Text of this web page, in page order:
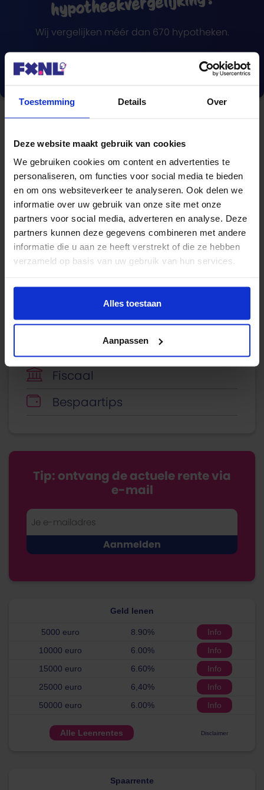
Toestemming Details Over
Deze website maakt gebruik van cookies
We gebruiken cookies om content en advertenties te
personaliseren, om functies voor social media te bieden
en om ons websiteverkeer te analyseren. Ook delen we
informatie over uw gebruik van onze site met onze
partners voor social media, adverteren en analyse. Deze
partners kunnen deze gegevens combineren met andere
informatie die u aan ze heeft verstrekt of die ze hebben
verzameld op basis van uw gebruik van hun services.
Alles toestaan
Aanpassen
Wij vergelijken méér dan 670 hypotheken.
Blogcategorieën
Hypotheek
Lenen
Beleggen
Sparen
Verzekeren
Energie
Economie
Fiscaal
Bespaartips
Tip: ontvang de actuele rente via
e-mail
Geld lenen
5000 euro 8.90%
Info
10000 euro
6.00%
Info
15000 euro
6.60%
Info
25000 euro
6,40%
Info
50000 euro
6.00% Info
Alle Leenrentes Disclaimer
Spaarrente